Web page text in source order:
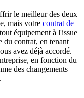
le meilleur des deux
mais votre contrat de
équipement à l'issue
du contrat, en tenant
avez déjà accordé.
en fonction du
des changements